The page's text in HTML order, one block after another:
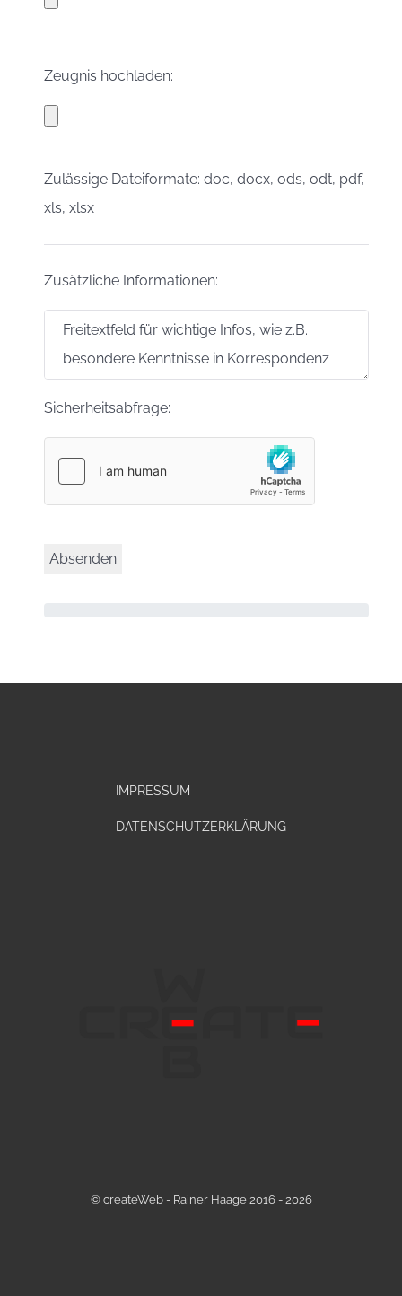
Zeugnis hochladen:
Zulässige Dateiformate: doc, docx, ods, odt, pdf,
xls, xlsx
Zusätzliche Informationen:
Sicherheitsabfrage:
IMPRESSUM
DATENSCHUTZERKLÄRUNG
© createWeb - Rainer Haage 2016 - 2026